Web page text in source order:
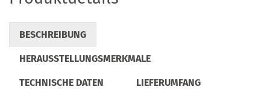
BESCHREIBUNG
HERAUSSTELLUNGSMERKMALE
TECHNISCHE DATEN LIEFERUMFANG